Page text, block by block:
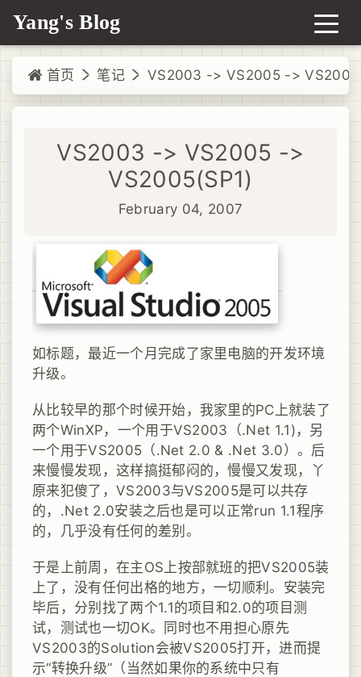
Yang's Blog
首页 笔记 VS2003 -> VS2005 ->
VS2003 -> VS2005 ->
VS2005(SP1)
February 04, 2007
如标题，最近一个月完成了家里电脑的开发环境
升级。
从比较早的那个时候开始，我家里的PC上就装了
两个WinXP，一个用于VS2003（.Net 1.1)，另
一个用于VS2005（.Net 2.0 & .Net 3.0）。后
来慢慢发现，这样搞挺郁闷的，慢慢又发现，丫
原来犯傻了，VS2003与VS2005是可以共存
的，.Net 2.0安装之后也是可以正常run 1.1程序
的，几乎没有任何的差别。
于是上前周，在主OS上按部就班的把VS2005装
上了，没有任何出格的地方，一切顺利。安装完
毕后，分别找了两个1.1的项目和2.0的项目测
试，测试也一切OK。同时也不用担心原先
VS2003的Solution会被VS2005打开，进而提
示“转换升级”（当然如果你的系统中只有